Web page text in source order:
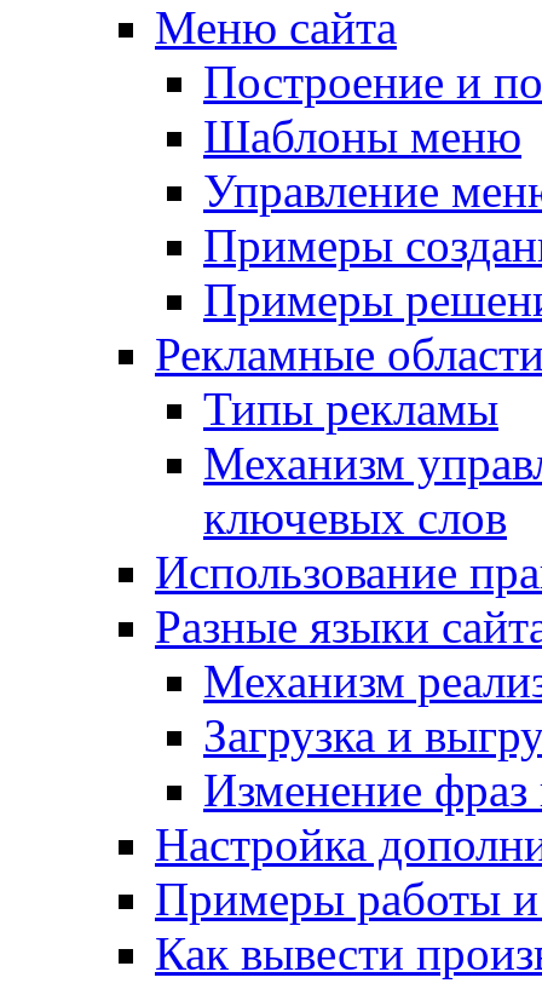
Меню сайта
Построение и
Шаблоны меню
Управление
Примеры
Примеры
Рекламные
Типы рекламы
Механизм
ключевых слов
Использование
Разные языки
Механизм
Загрузка и
Изменение
Настройка
Примеры работы
Как вывести